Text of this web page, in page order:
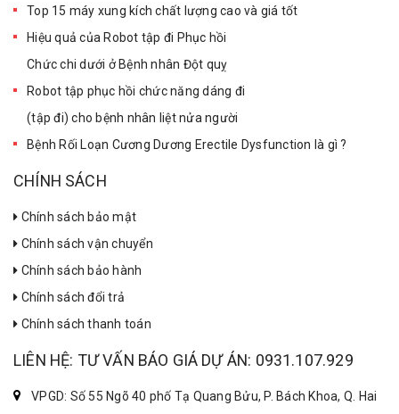
Top 15 máy xung kích chất lượng cao và giá tốt
Hiệu quả của Robot tập đi Phục hồi
Chức chi dưới ở Bệnh nhân Đột quỵ
Robot tập phục hồi chức năng dáng đi
(tập đi) cho bệnh nhân liệt nửa người
Bệnh Rối Loạn Cương Dương Erectile Dysfunction là gì ?
CHÍNH SÁCH
Chính sách bảo mật
Chính sách vận chuyển
Chính sách bảo hành
Chính sách đổi trả
Chính sách thanh toán
LIÊN HỆ: TƯ VẤN BÁO GIÁ DỰ ÁN: 0931.107.929
VPGD: Số 55 Ngõ 40 phố Tạ Quang Bửu, P. Bách Khoa, Q. Hai